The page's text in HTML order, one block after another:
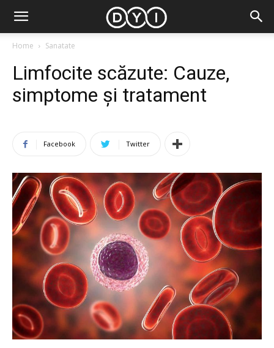
Home Sanatate
Limfocite scăzute: Cauze,
simptome și tratament
Facebook Twitter